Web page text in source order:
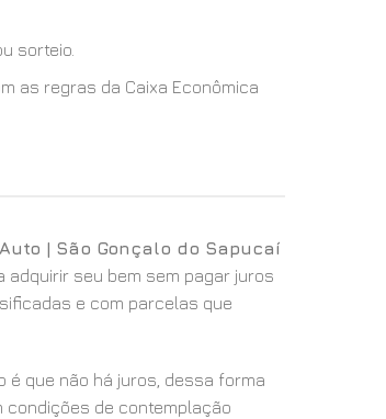
sorteio.
as regras da Caixa Econômica
| São Gonçalo do Sapucaí
adquirir seu bem sem pagar juros
e com parcelas que
é que não há juros, dessa forma
de contemplação